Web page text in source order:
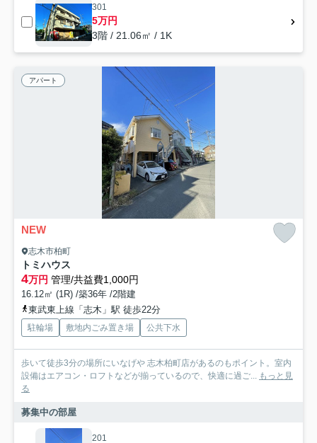
301
5万円
3階 / 21.06㎡ / 1K
アパート
NEW
志木市柏町
トミハウス
4万円 管理/共益費1,000円
16.12㎡ (1R) /築36年 /2階建
東武東上線「志木」駅 徒歩22分
駐輪場 敷地内ごみ置き場 公共下水
歩いて徒歩3分の場所にいなげや 志木柏町店があるのもポイント。室内
設備はエアコン・ロフトなどが揃っているので、快適に過ご... もっと見
る
募集中の部屋
201